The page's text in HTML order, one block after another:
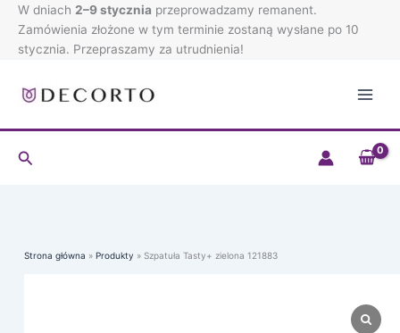
Przejdź
treści
W dniach 2–9 stycznia przeprowadzamy remanent.
Zamówienia złożone w tym terminie zostaną wysłane po 10
stycznia. Przepraszamy za utrudnienia!
Szukaj
Strona główna Produkty Szpatuła Tasty+ zielona 121883